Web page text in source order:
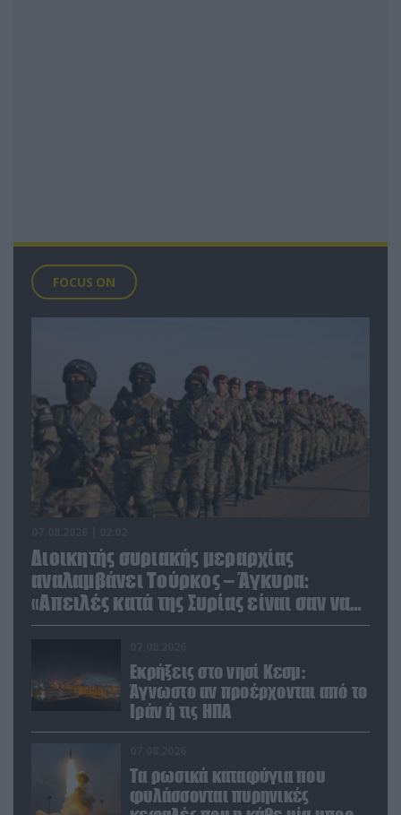
FOCUS ON
Διοικητής συριακής μεραρχίας
αναλαμβάνει Τούρκος – Άγκυρα:
«Απειλές κατά της Συρίας είναι σαν να
απειλούν εμάς»
Εκρήξεις στο νησί Κεσμ:
Άγνωστο αν προέρχονται από το
Ιράν ή τις ΗΠΑ
Τα ρωσικά καταφύγια που
φυλάσσονται πυρηνικές